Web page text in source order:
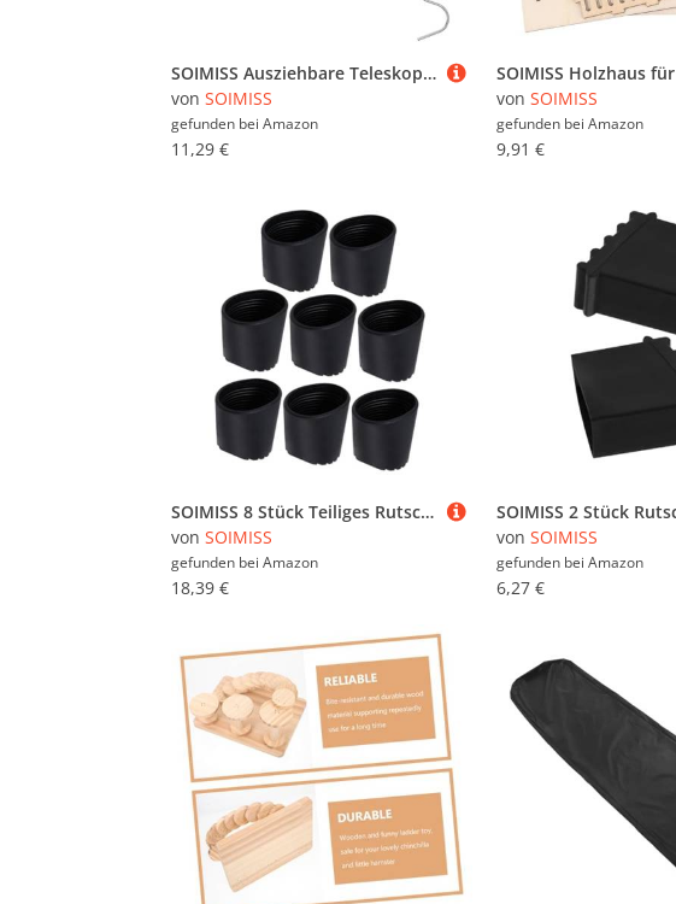
SOIMISS Ausziehbare Teleskopstange mit Haken Multifunktionaler Markisenöffner und Dachbodenzugstab für Wohnmobil Zelt und Dachluken Mehrteilige Verriegelung für Einfache Bedienung und
von SOIMISS
gefunden bei Amazon
11,29 €
von SOIMISS
gefunden bei Amazon
9,91 €
SOIMISS 8 Stück Teiliges Rutschfestes Gummi leiterfußschutz Multifunktionale Leiterfußkappen Rutschfeste Leiterpolster für Outdoor faltleitern Sicherer Halt bei Camping Reparaturen und
von SOIMISS
gefunden bei Amazon
18,39 €
von SOIMISS
gefunden bei Amazon
6,27 €